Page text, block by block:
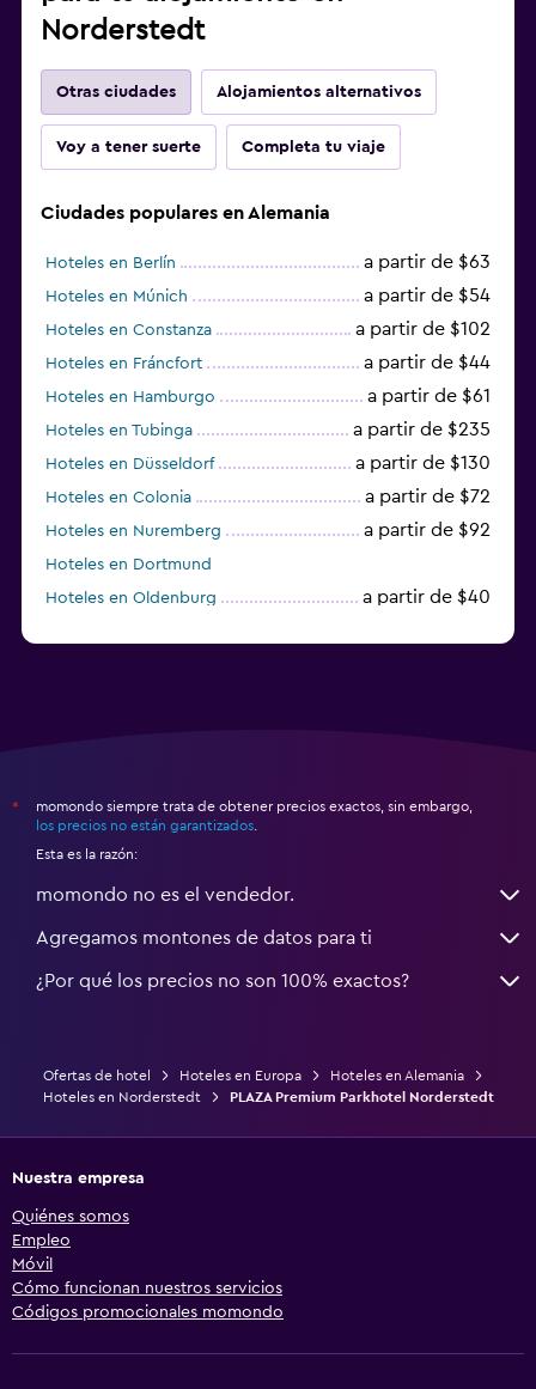
Norderstedt
Otras ciudades Alojamientos alternativos
Voy a tener suerte Completa tu viaje
Ciudades populares en Alemania
Hoteles en Berlín a partir de $63
Hoteles en Múnich a partir de $54
Hoteles en Constanza a partir de $102
Hoteles en Fráncfort a partir de $44
Hoteles en Hamburgo a partir de $61
Hoteles en Tubinga a partir de $235
Hoteles en Düsseldorf a partir de $130
Hoteles en Colonia a partir de $72
Hoteles en Nuremberg a partir de $92
Hoteles en Dortmund
Hoteles en Oldenburg
a partir de $40
*
momondo siempre trata de obtener precios exactos, sin embargo,
los precios no están garantizados
Esta es la razón:
momondo no es el vendedor.
Agregamos montones de datos para ti
¿Por qué los precios no son 100% exactos?
Ofertas de hotel Hoteles en Europa
Hoteles en Alemania
Hoteles en Norderstedt
PLAZA Premium Parkhotel Norderstedt
Nuestra empresa
Quiénes somos
Empleo
Móvil
Cómo funcionan nuestros servicios
Códigos promocionales momondo